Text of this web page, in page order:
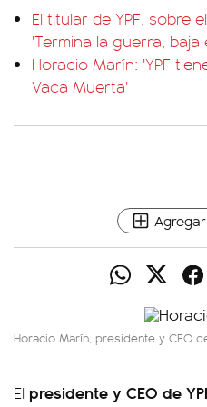
El titular de YPF, sobre
'Termina la guerra, baja
Horacio Marín: 'YPF
Vaca Muerta'
Horacio Marín, presidente y CEO
El presidente y CEO de